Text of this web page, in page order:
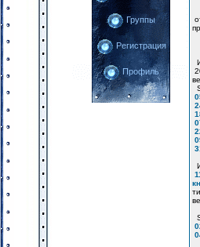
Группы
Регистрация
Профиль